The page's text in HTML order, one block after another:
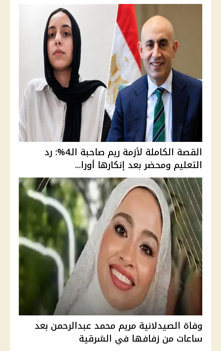
القصة الكاملة لأزمة ريم صاحبة الـ4%: رد
التعليم ومحضر بعد إنكارها أورا...
وفاة الصيدلانية مريم محمد عبدالرحمن بعد
ساعات من زفافها في الشرقية